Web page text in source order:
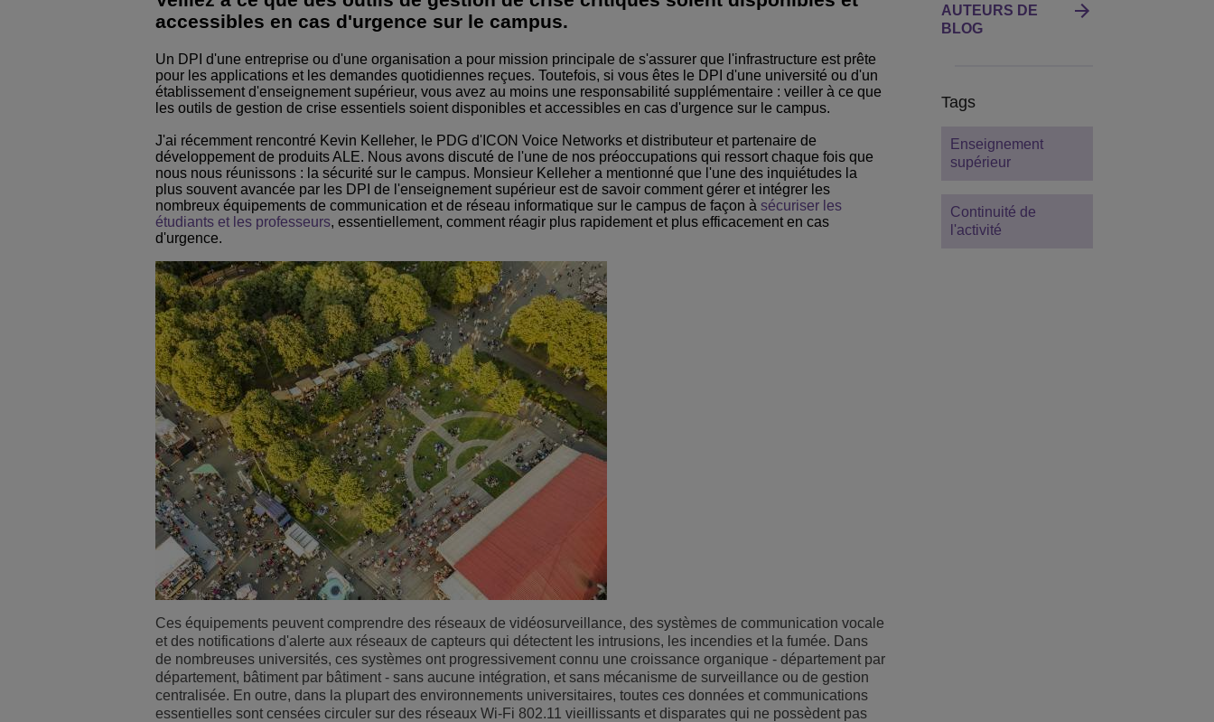
Solutions pour le secteur du transport
Petites et moyennes entreprises
Everything as a Service (XaaS)
Espace de travail hybride
Mission-Critical Communications
Dividendes numériques
Gestion de réseau et sécurité
Les bureaux d'ALE
accessibles en cas d'urgence sur le campus.
Un DPI d'une entreprise ou d'une organisation a pour mission principale de s'assurer que l'infrastructure est prête
pour les applications et les demandes quotidiennes reçues. Toutefois, si vous êtes le DPI d'une université ou d'un
établissement d'enseignement supérieur, vous avez au moins une responsabilité supplémentaire : veiller à ce que
les outils de gestion de crise essentiels soient disponibles et accessibles en cas d'urgence sur le campus.
J'ai récemment rencontré Kevin Kelleher, le PDG d'ICON Voice Networks et distributeur et partenaire de
développement de produits ALE. Nous avons discuté de l'une de nos préoccupations qui ressort chaque fois que
nous nous réunissons : la sécurité sur le campus. Monsieur Kelleher a mentionné que l'une des inquiétudes la
plus souvent avancée par les DPI de l'enseignement supérieur est de savoir comment gérer et intégrer les
nombreux équipements de communication et de réseau informatique sur le campus de façon à sécuriser les
étudiants et les professeurs, essentiellement, comment réagir plus rapidement et plus efficacement en cas
d'urgence.
Ces équipements peuvent comprendre des réseaux de vidéosurveillance, des systèmes de communication vocale
et des notifications d'alerte aux réseaux de capteurs qui détectent les intrusions, les incendies et la fumée. Dans
de nombreuses universités, ces systèmes ont progressivement connu une croissance organique - département par
département, bâtiment par bâtiment - sans aucune intégration, et sans mécanisme de surveillance ou de gestion
centralisée. En outre, dans la plupart des environnements universitaires, toutes ces données et communications
essentielles sont censées circuler sur des réseaux Wi-Fi 802.11 vieillissants et disparates qui ne possèdent pas
AUTEURS DE
BLOG
Tags
Enseignement
supérieur
Continuité de
l'activité